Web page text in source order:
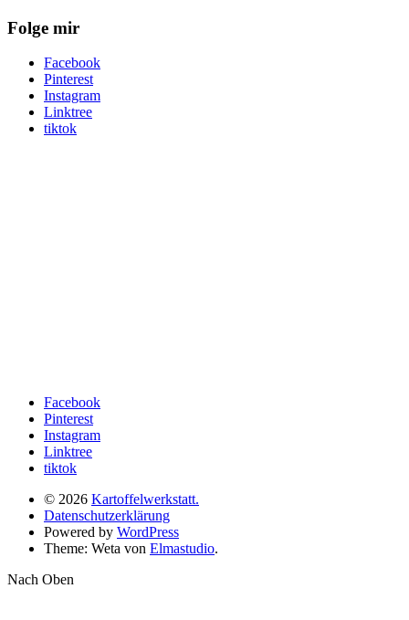
Folge mir
Facebook
Pinterest
Instagram
Linktree
tiktok
Facebook
Pinterest
Instagram
Linktree
tiktok
© 2026 Kartoffelwerkstatt.
Datenschutzerklärung
Powered by WordPress
Theme: Weta von Elmastudio.
Nach Oben